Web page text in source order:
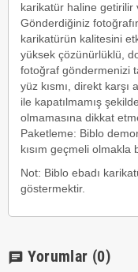
karikatür haline getirilir
Gönderdiğiniz
karikatürün kalitesini
yüksek çözünürlüklü,
fotoğraf göndermenizi
yüz kısmı, direkt
ile kapatılmamış
olmamasına dikkat
Paketleme: Biblo
kısım geçmeli olmakla
Not: Biblo ebadı
göstermektir.
chat Yorumlar (0)